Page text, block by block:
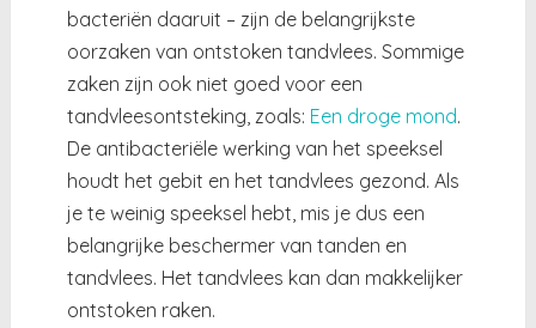
bacteriën daaruit – zijn de belangrijkste
oorzaken van ontstoken tandvlees. Sommige
zaken zijn ook niet goed voor een
tandvleesontsteking, zoals: Een droge mond.
De antibacteriële werking van het speeksel
houdt het gebit en het tandvlees gezond. Als
je te weinig speeksel hebt, mis je dus een
belangrijke beschermer van tanden en
tandvlees. Het tandvlees kan dan makkelijker
ontstoken raken.